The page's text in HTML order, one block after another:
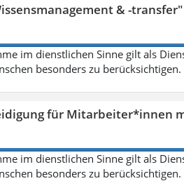
& -
im dienstlichen Sinne gilt als
besonders zu berücksichtigen.
für Mitarbeiter*innen
im dienstlichen Sinne gilt als
besonders zu berücksichtigen.